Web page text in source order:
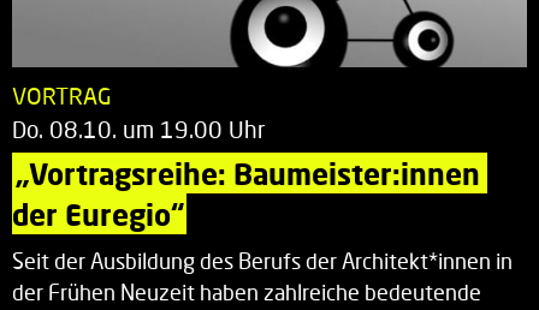
VORTRAG
Do. 08.10. um 19.00 Uhr
„Vortragsreihe: Baumeister:innen
der Euregio“
Seit der Ausbildung des Berufs der Architekt*innen in
der Frühen Neuzeit haben zahlreiche bedeutende